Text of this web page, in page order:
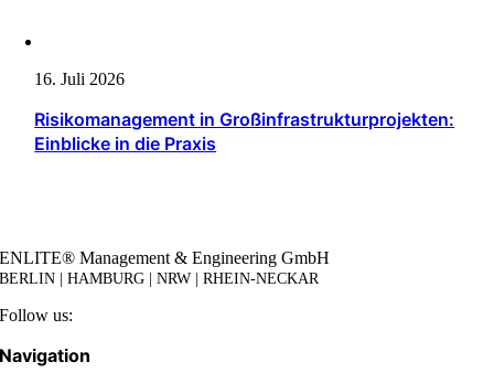
16. Juli 2026
Risikomanagement in Großinfrastrukturprojekten:
Einblicke in die Praxis
ENLITE® Management & Engineering GmbH
BERLIN | HAMBURG | NRW | RHEIN-NECKAR
Follow us:
Navigation